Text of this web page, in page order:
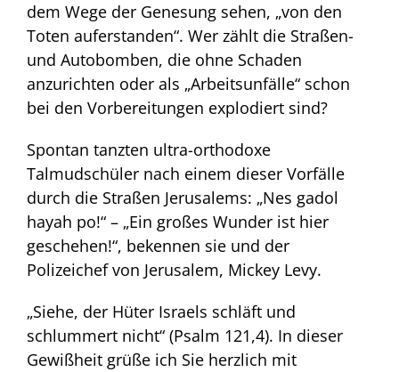
dem Wege der Genesung sehen, „von den
Toten auferstanden“. Wer zählt die Straßen-
und Autobomben, die ohne Schaden
anzurichten oder als „Arbeitsunfälle“ schon
bei den Vorbereitungen explodiert sind?
Spontan tanzten ultra-orthodoxe
Talmudschüler nach einem dieser Vorfälle
durch die Straßen Jerusalems: „Nes gadol
hayah po!“ – „Ein großes Wunder ist hier
geschehen!“, bekennen sie und der
Polizeichef von Jerusalem, Mickey Levy.
„Siehe, der Hüter Israels schläft und
schlummert nicht“ (Psalm 121,4). In dieser
Gewißheit grüße ich Sie herzlich mit